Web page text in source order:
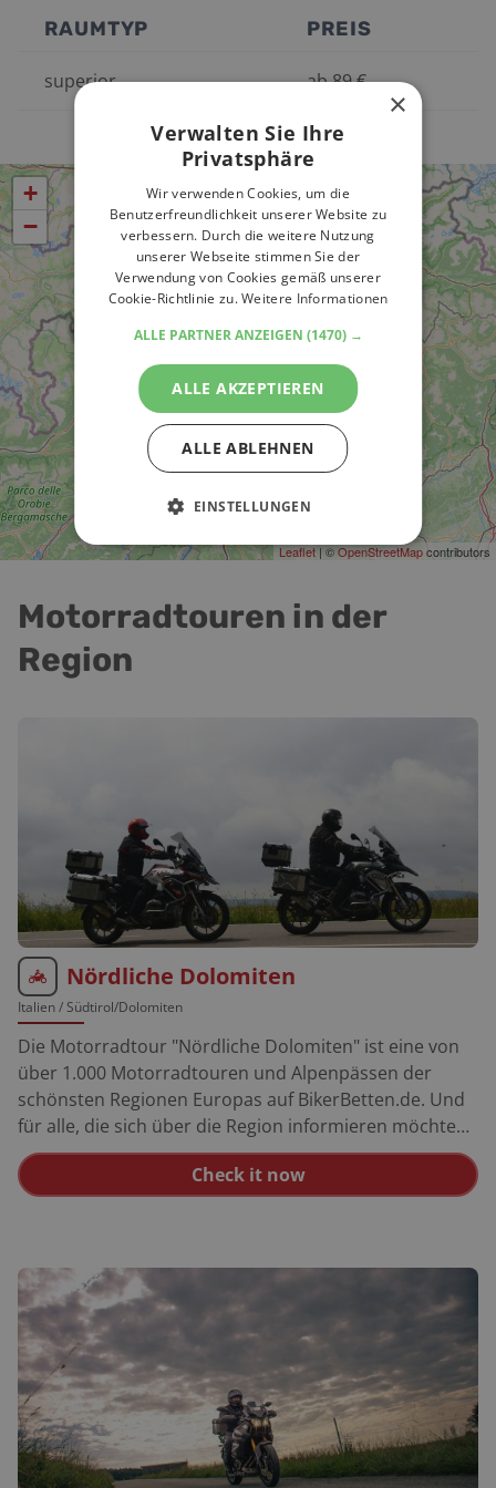
RAUMTYP PREIS
superior ab89€
+
−
Leaflet| ©OpenStreetMapcontributors
Motorradtouren in der
Region
Nördliche Dolomiten
Italien/ Südtirol/Dolomiten
Die Motorradtour "Nördliche Dolomiten" ist eine von
über 1.000 Motorradtouren und Alpenpässen der
schönsten Regionen Europas auf BikerBetten.de. Und
für alle, die sich über die Region informieren möchten,
empfehlen wir unseren Motorrad Reiseführer
Dolomiten/Trentino/Gardasee. Weitere
Motorradtouren in den Dolomiten findet man über
Du über unsere BikerBetten Motorradhotel-Suche.
Tipp: Einen perfekten Überblick über Motorradtouren
in den Dolomiten bietet Dir unsere
FolyMap Südtirol/Dolomiten Karte. Die Highlights
dieser Tour: Klausen: Die alte Bergwerksstadt ist die
kleinste der drei Eisacktaler Städte. Auch hier zeigt sich
der damalige Wohlstand in Form einer hübschen
Innenstadt und reich verzierten Gebäuden. Passo Tre
Check it now
×
Verwalten Sie Ihre
Privatsphäre
Wir verwenden Cookies, um die
Benutzerfreundlichkeit unserer Website zu
verbessern. Durch die weitere Nutzung
unserer Webseite stimmen Sie der
Verwendung von Cookies gemäß unserer
Cookie-Richtlinie zu.Weitere Informationen
ALLE PARTNER ANZEIGEN (1470) →
ALLE AKZEPTIEREN
ALLE ABLEHNEN
EINSTELLUNGEN